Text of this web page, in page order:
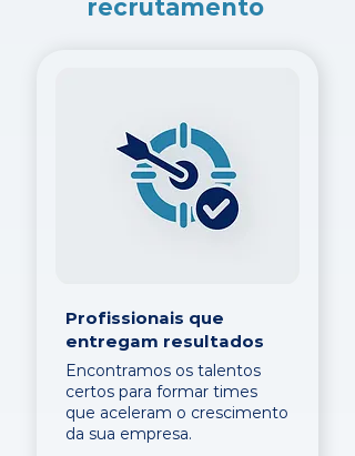
recrutamento
Profissionais que
entregam resultados
Encontramos os talentos
certos para formar times
que aceleram o crescimento
da sua empresa.